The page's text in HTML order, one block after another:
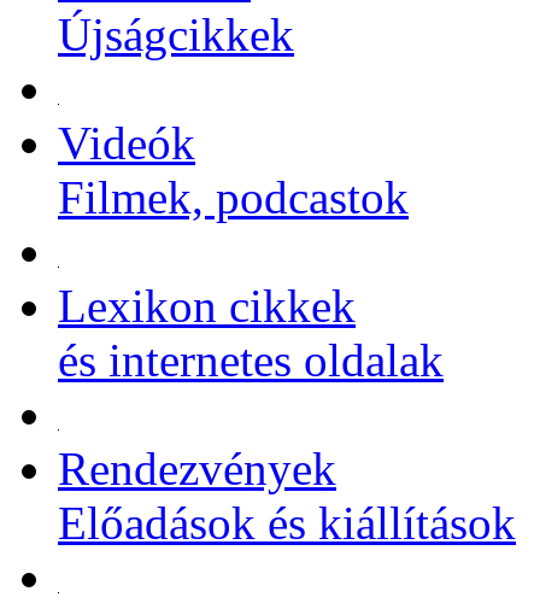
Újságcikkek
Videók
Filmek, podcastok
Lexikon cikkek
és internetes oldalak
Rendezvények
Előadások és kiállítások